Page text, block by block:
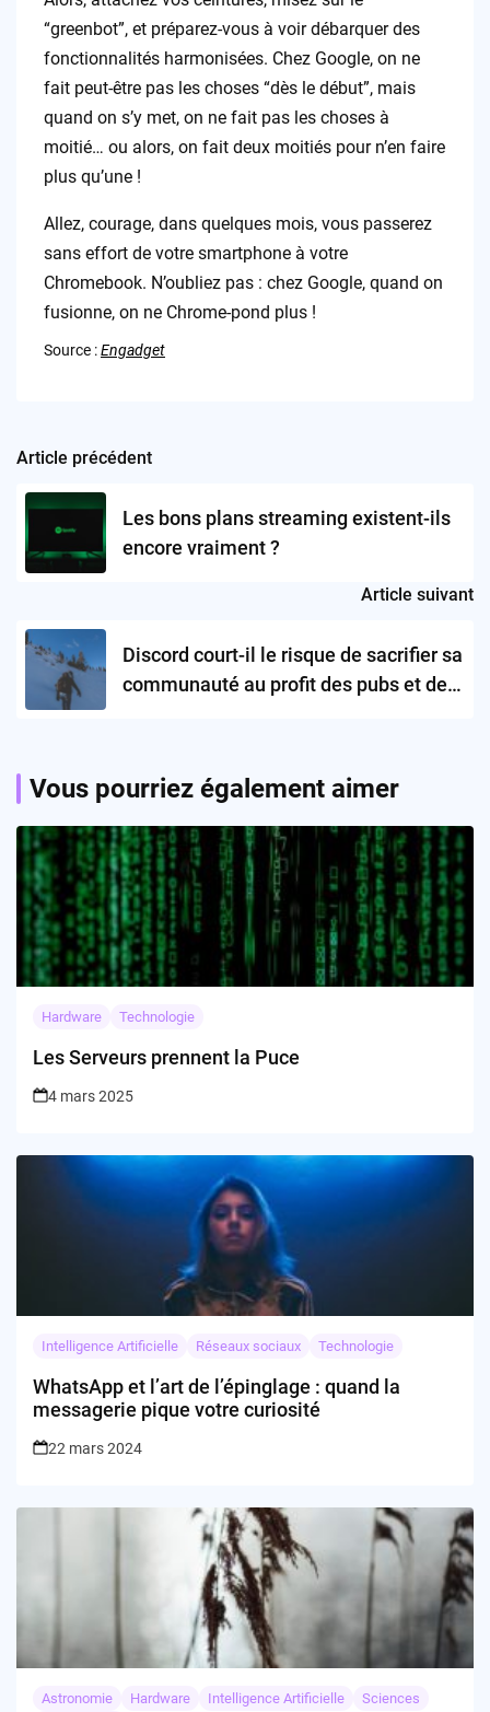
“greenbot”, et préparez-vous à voir débarquer des
fonctionnalités harmonisées. Chez Google, on ne
fait peut-être pas les choses “dès le début”, mais
quand on s’y met, on ne fait pas les choses à
moitié… ou alors, on fait deux moitiés pour n’en faire
plus qu’une !
Allez, courage, dans quelques mois, vous passerez
sans effort de votre smartphone à votre
Chromebook. N’oubliez pas : chez Google, quand on
fusionne, on ne Chrome-pond plus !
Source :Engadget
Post
navigation
Article précédent
Les bons plans streaming existent-ils
encore vraiment ?
Article suivant
Discord court-il le risque de sacrifier sa
communauté au profit des pubs et des
Vous pourriez également aimer
Hardware Technologie
Les Serveurs prennent la Puce
4 mars 2025
Intelligence Artificielle Réseaux sociaux Technologie
WhatsApp et l’art de l’épinglage : quand la
messagerie pique votre curiosité
22 mars 2024
Astronomie Hardware Intelligence Artificielle
Sciences